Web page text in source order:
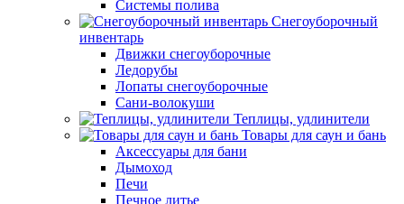
Системы полива
Снегоуборочный
инвентарь
Движки снегоуборочные
Ледорубы
Лопаты снегоуборочные
Сани-волокуши
Теплицы, удлинители
Товары для саун и бань
Аксессуары для бани
Дымоход
Печи
Печное литье